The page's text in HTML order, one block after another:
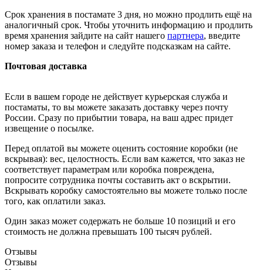
Срок хранения в постамате 3 дня, но можно продлить ещё на
аналогичный срок. Чтобы уточнить информацию и продлить
время хранения зайдите на сайт нашего партнера, введите
номер заказа и телефон и следуйте подсказкам на сайте.
Почтовая доставка
Если в вашем городе не действует курьерская служба и
постаматы, то вы можете заказать доставку через почту
России. Сразу по прибытии товара, на ваш адрес придет
извещение о посылке.
Перед оплатой вы можете оценить состояние коробки (не
вскрывая): вес, целостность. Если вам кажется, что заказ не
соответствует параметрам или коробка повреждена,
попросите сотрудника почты составить акт о вскрытии.
Вскрывать коробку самостоятельно вы можете только после
того, как оплатили заказ.
Один заказ может содержать не больше 10 позиций и его
стоимость не должна превышать 100 тысяч рублей.
Отзывы
Отзывы